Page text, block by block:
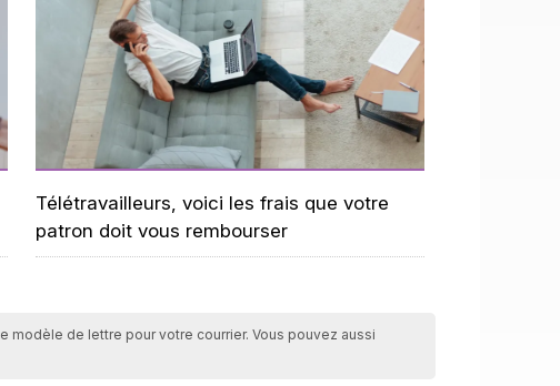
Télétravailleurs, voici les frais que votre
patron doit vous rembourser
de lettre pour votre courrier. Vous pouvez aussi